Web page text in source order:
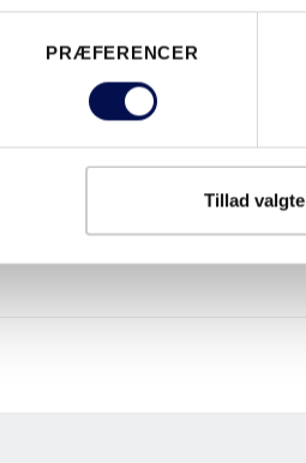
PRÆFERENCER
Tillad valgte